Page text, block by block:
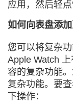
堂
我
的
课
我
的
我
的
技
术
我
的
云
应用，然后轻点
如何向表盘添
您可以将复杂
Apple Watch
容的复杂功能
复杂功能。要
下操作：